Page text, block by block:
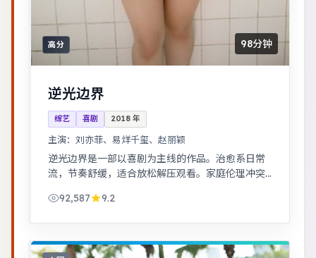
高分 98分钟
逆光边界
综艺 喜剧 2018 年
主演： 刘亦菲、易烊千玺、赵丽颖
逆光边界是一部以喜剧为主线的作品。治愈系日常
流，节奏舒缓，适合放松解压观看。家庭伦理冲突
92,587
9.2